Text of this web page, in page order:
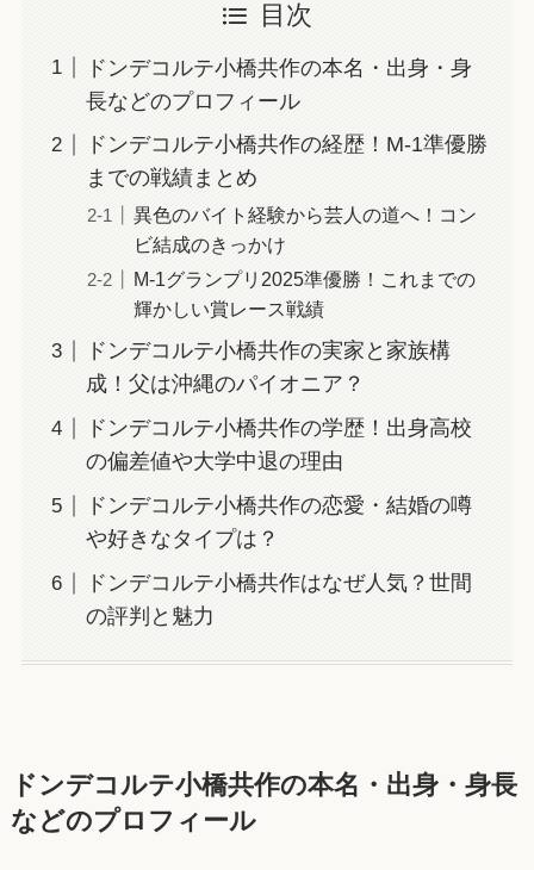
目次
ドンデコルテ小橋共作の本名・出身・身
長などのプロフィール
ドンデコルテ小橋共作の経歴！M-1準優勝
までの戦績まとめ
異色のバイト経験から芸人の道へ！コン
ビ結成のきっかけ
M-1グランプリ2025準優勝！これまでの
輝かしい賞レース戦績
ドンデコルテ小橋共作の実家と家族構
成！父は沖縄のパイオニア？
ドンデコルテ小橋共作の学歴！出身高校
の偏差値や大学中退の理由
ドンデコルテ小橋共作の恋愛・結婚の噂
や好きなタイプは？
ドンデコルテ小橋共作はなぜ人気？世間
の評判と魅力
ドンデコルテ小橋共作の本名・出身・身長
などのプロフィール